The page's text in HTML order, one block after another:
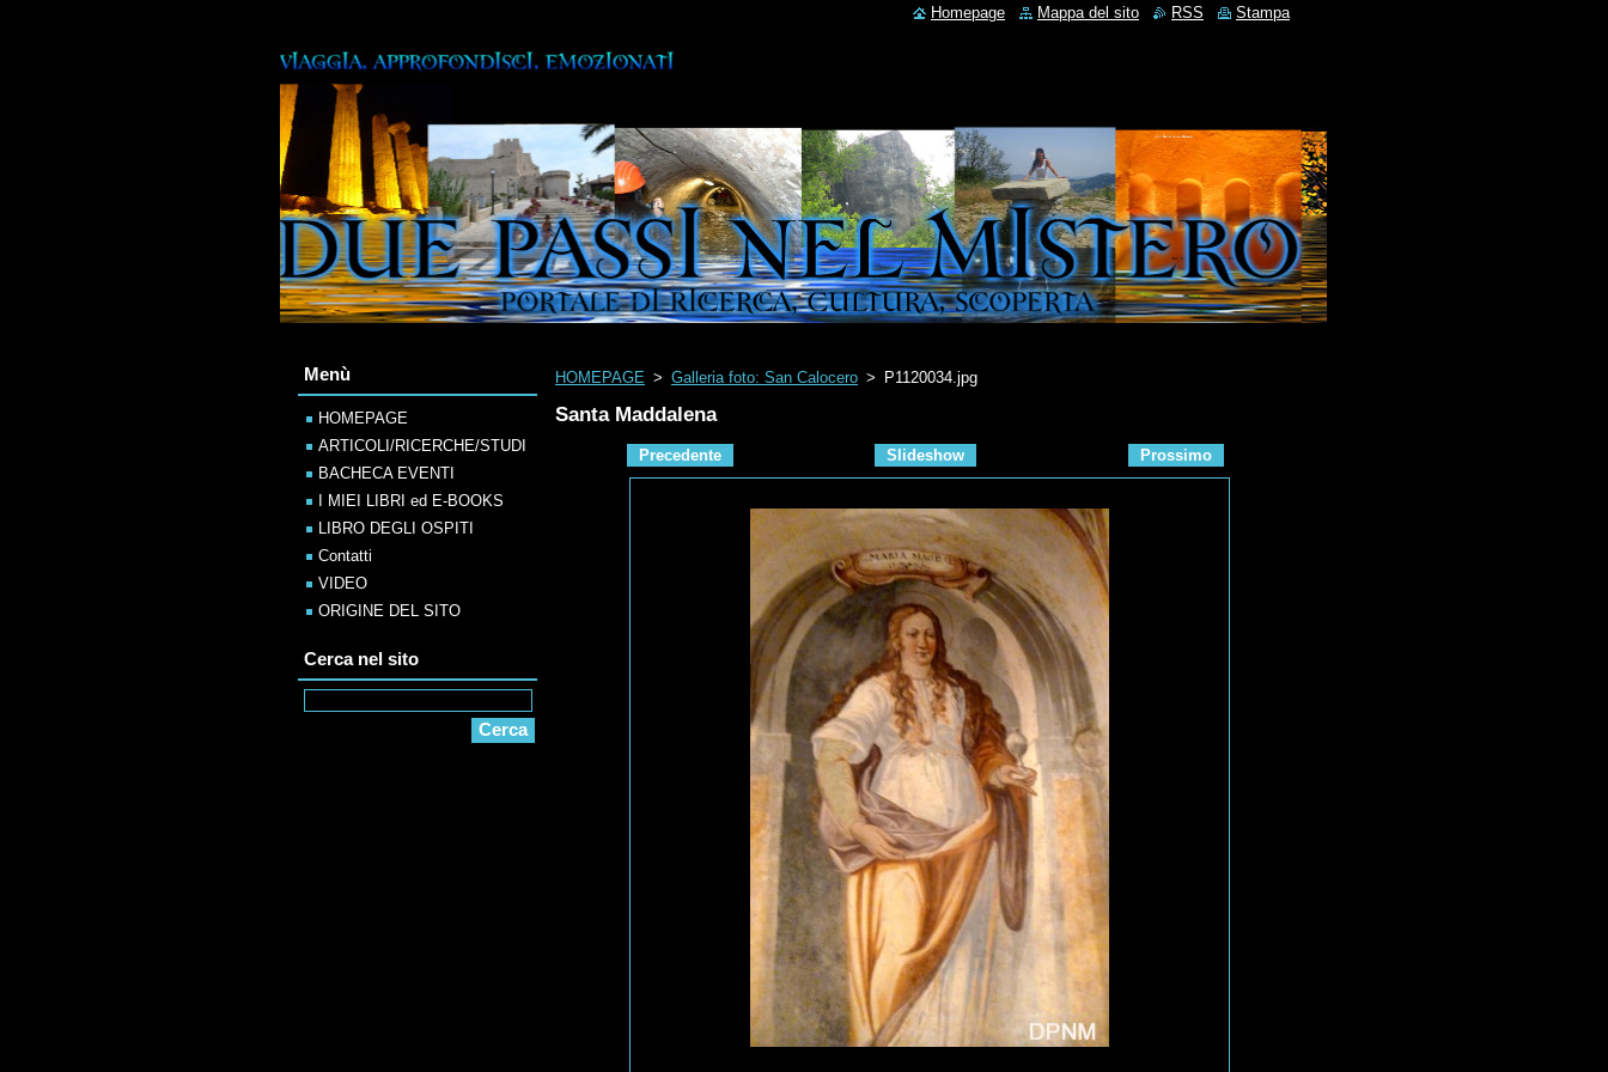
HOMEPAGE > Galleria foto: San Calocero > P1120034.jpg
Santa Maddalena
Precedente Slideshow Prossimo
Menù
HOMEPAGE
ARTICOLI/RICERCHE/STUDI
BACHECA EVENTI
I MIEI LIBRI ed E-BOOKS
LIBRO DEGLI OSPITI
Contatti
VIDEO
ORIGINE DEL SITO
Cerca nel sito
Homepage Mappa del sito RSS Stampa